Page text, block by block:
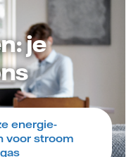
je
energie-
voor stroom